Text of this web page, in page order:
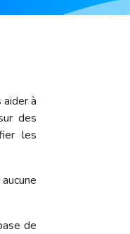
à
des
les
de